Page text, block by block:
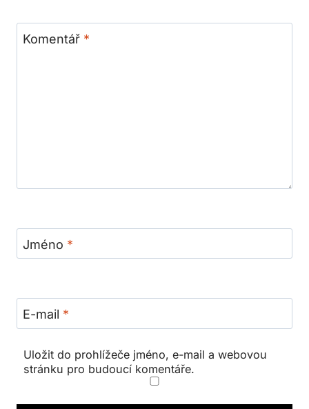
Komentář *
Jméno *
E-mail *
Uložit do prohlížeče jméno, e-mail a webovou
stránku pro budoucí komentáře.